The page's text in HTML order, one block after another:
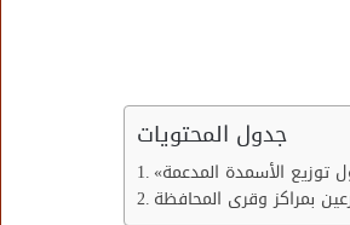
جدول المحتويات
توزيع الأسمدة المدعمة
بمراكز وقرى المحافظة